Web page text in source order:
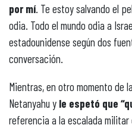
por mí. Te estoy salvando el
odia. Todo el mundo odia a
estadounidense según dos
conversación.
Mientras, en otro momento de
Netanyahu y le espetó que
referencia a la escalada militar